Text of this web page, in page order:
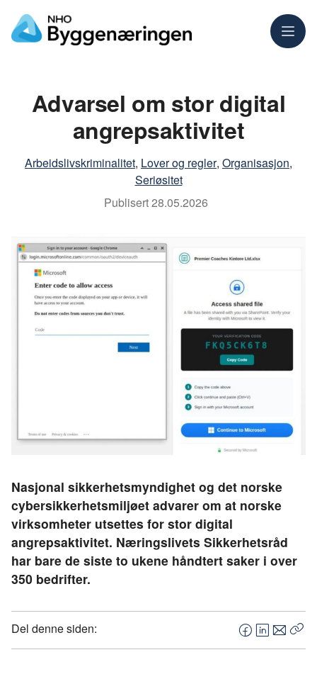
Meny
Advarsel om stor digital
angrepsaktivitet
Arbeidslivskriminalitet, Lover og regler, Organisasjon,
Seriøsitet
Publisert28.05.2026
Nasjonal sikkerhetsmyndighet og det norske
cybersikkerhetsmiljøet advarer om at norske
virksomheter utsettes for stor digital
angrepsaktivitet. Næringslivets Sikkerhetsråd
har bare de siste to ukene håndtert saker i over
350 bedrifter.
Del denne siden:
F
a
L
i
E
-